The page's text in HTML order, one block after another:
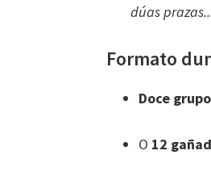
dúas
Formato
Doce
O 12